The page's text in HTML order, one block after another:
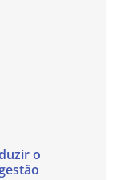
o